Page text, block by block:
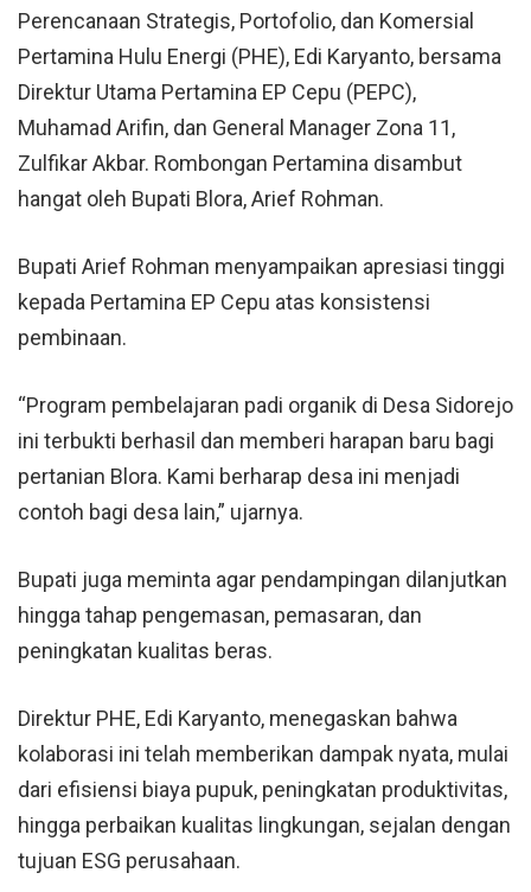
Perencanaan Strategis, Portofolio, dan Komersial
Pertamina Hulu Energi (PHE), Edi Karyanto, bersama
Direktur Utama Pertamina EP Cepu (PEPC),
Muhamad Arifin, dan General Manager Zona 11,
Zulfikar Akbar. Rombongan Pertamina disambut
hangat oleh Bupati Blora, Arief Rohman.
Bupati Arief Rohman menyampaikan apresiasi tinggi
kepada Pertamina EP Cepu atas konsistensi
pembinaan.
“Program pembelajaran padi organik di Desa Sidorejo
ini terbukti berhasil dan memberi harapan baru bagi
pertanian Blora. Kami berharap desa ini menjadi
contoh bagi desa lain,” ujarnya.
Bupati juga meminta agar pendampingan dilanjutkan
hingga tahap pengemasan, pemasaran, dan
peningkatan kualitas beras.
Direktur PHE, Edi Karyanto, menegaskan bahwa
kolaborasi ini telah memberikan dampak nyata, mulai
dari efisiensi biaya pupuk, peningkatan produktivitas,
hingga perbaikan kualitas lingkungan, sejalan dengan
tujuan ESG perusahaan.